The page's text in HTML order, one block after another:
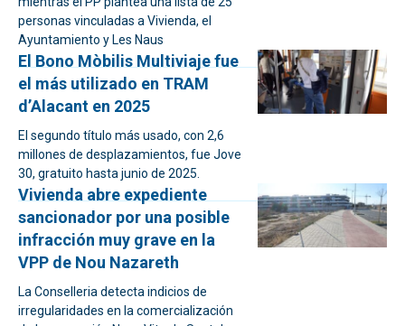
personas vinculadas a Vivienda, el
Ayuntamiento y Les Naus
El Bono Mòbilis Multiviaje fue
el más utilizado en TRAM
d’Alacant en 2025
El segundo título más usado, con 2,6
millones de desplazamientos, fue Jove
30, gratuito hasta junio de 2025.
Vivienda abre expediente
sancionador por una posible
infracción muy grave en la
VPP de Nou Nazareth
La Conselleria detecta indicios de
irregularidades en la comercialización